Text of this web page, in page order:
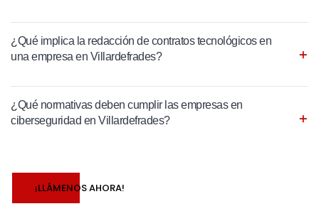
¿Qué implica la redacción de contratos tecnológicos en
una empresa en Villardefrades?
¿Qué normativas deben cumplir las empresas en
ciberseguridad en Villardefrades?
¡LLÁMENOS AHORA!